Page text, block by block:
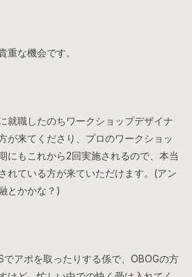
重な機会です。
就職したのちワークショップデザイナ
が来てくださり、プロのワークショッ
にもこれから2回実施されるので、本当
れている方が来ていただけます。(アン
とかかな？)
アポを取ったりする係で、OBOGの方